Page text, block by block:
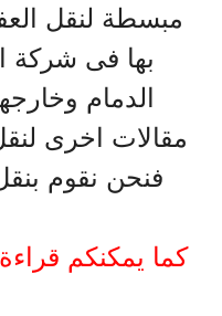
مبسطة لنقل
بها فى شركة
الدمام
مقالات اخرى
فنحن نقوم
كما يمكنكم قراءة